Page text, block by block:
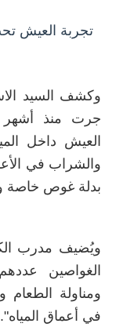
تجربة العيش
وكشف السيد
جرت منذ أشهر
العيش داخل
والشراب في
بدلة غوص خاصة
ويُضيف مدرب
ومناولة الطعام
في أعماق المياه".